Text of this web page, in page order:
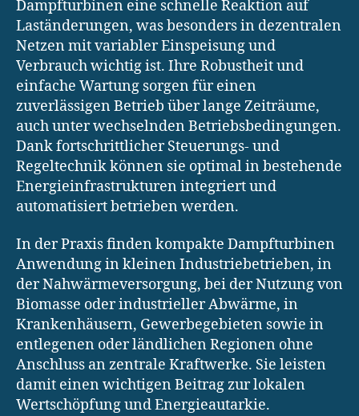
Dampfturbinen eine schnelle Reaktion auf
Laständerungen, was besonders in dezentralen
Netzen mit variabler Einspeisung und
Verbrauch wichtig ist. Ihre Robustheit und
einfache Wartung sorgen für einen
zuverlässigen Betrieb über lange Zeiträume,
auch unter wechselnden Betriebsbedingungen.
Dank fortschrittlicher Steuerungs- und
Regeltechnik können sie optimal in bestehende
Energieinfrastrukturen integriert und
automatisiert betrieben werden.
In der Praxis finden kompakte Dampfturbinen
Anwendung in kleinen Industriebetrieben, in
der Nahwärmeversorgung, bei der Nutzung von
Biomasse oder industrieller Abwärme, in
Krankenhäusern, Gewerbegebieten sowie in
entlegenen oder ländlichen Regionen ohne
Anschluss an zentrale Kraftwerke. Sie leisten
damit einen wichtigen Beitrag zur lokalen
Wertschöpfung und Energieautarkie.